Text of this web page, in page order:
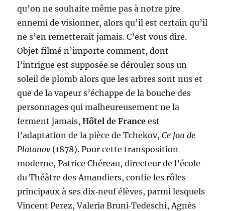
qu’on ne souhaite même pas à notre pire
ennemi de visionner, alors qu’il est certain qu’il
ne s’en remetterait jamais. C’est vous dire.
Objet filmé n’importe comment, dont
l’intrigue est supposée se dérouler sous un
soleil de plomb alors que les arbres sont nus et
que de la vapeur s’échappe de la bouche des
personnages qui malheureusement ne la
ferment jamais,Hôtel de Franceest
l’adaptation de la pièce de Tchekov,Ce fou de
Platanov (1878). Pour cette transposition
moderne, Patrice Chéreau, directeur de l’école
du Théâtre des Amandiers, confie les rôles
principaux à ses dix‑neuf élèves, parmi lesquels
Vincent Perez, Valeria Bruni‑Tedeschi, Agnès